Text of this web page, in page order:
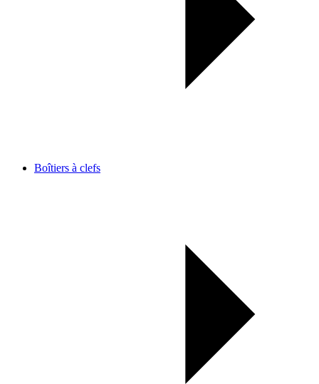
Boîtiers à clefs